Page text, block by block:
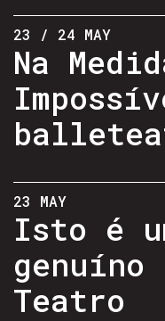
23 / 24 MAY
Na
23 MAY
Isto é
genuíno
Teatro